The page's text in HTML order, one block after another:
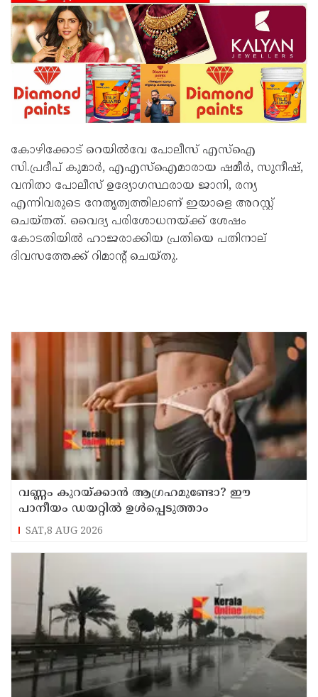
കോഴിക്കോട് റെയില്‍വേ പോലീസ് എസ്‌ഐ
സി.പ്രദീപ് കുമാര്‍, എഎസ്‌ഐമാരായ ഷമീര്‍, സുനീഷ്,
വനിതാ പോലീസ് ഉദ്യോഗസ്ഥരായ ജാനി, രന്യ
എന്നിവരുടെ നേതൃത്വത്തിലാണ് ഇയാളെ അറസ്റ്റ്
ചെയ്തത്. വൈദ്യ പരിശോധനയ്ക്ക് ശേഷം
കോടതിയില്‍ ഹാജരാക്കിയ പ്രതിയെ പതിനാല്
ദിവസത്തേക്ക് റിമാൻ്റ് ചെയ്തു.
വണ്ണം കുറയ്ക്കാൻ ആഗ്രഹമുണ്ടോ? ഈ
പാനീയം ഡയറ്റിൽ ഉൾപ്പെടുത്താം
SAT,8 AUG 2026